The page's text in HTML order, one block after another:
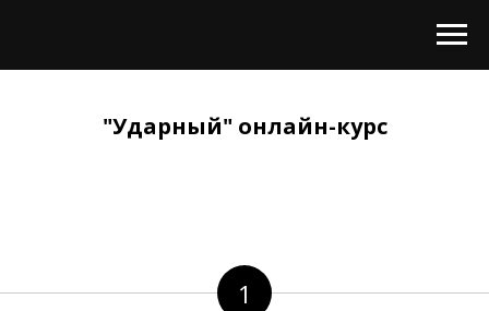
"Ударный" онлайн-курс
1